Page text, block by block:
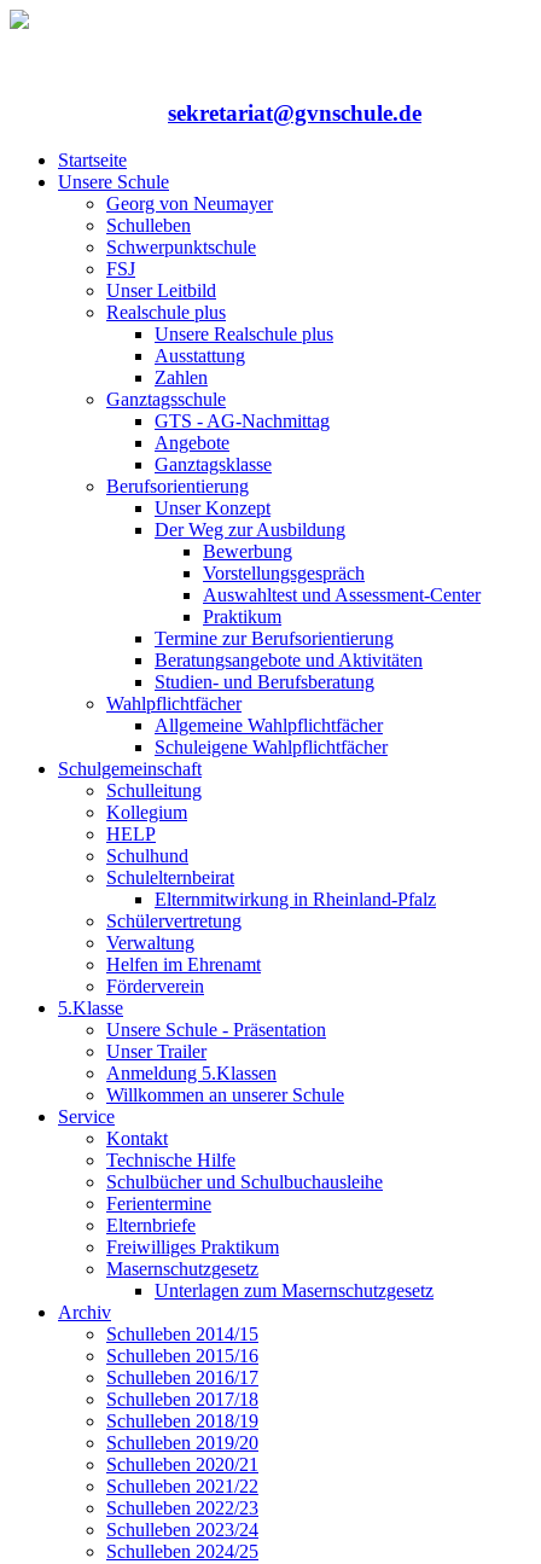
sekretariat@gvnschule.de
Startseite
Unsere Schule
Georg von Neumayer
Schulleben
Schwerpunktschule
FSJ
Unser Leitbild
Realschule plus
Unsere Realschule plus
Ausstattung
Zahlen
Ganztagsschule
GTS - AG-Nachmittag
Angebote
Ganztagsklasse
Berufsorientierung
Unser Konzept
Der Weg zur Ausbildung
Bewerbung
Vorstellungsgespräch
Auswahltest und Assessment-Center
Praktikum
Termine zur Berufsorientierung
Beratungsangebote und Aktivitäten
Studien- und Berufsberatung
Wahlpflichtfächer
Allgemeine Wahlpflichtfächer
Schuleigene Wahlpflichtfächer
Schulgemeinschaft
Schulleitung
Kollegium
HELP
Schulhund
Schulelternbeirat
Elternmitwirkung in Rheinland-Pfalz
Schülervertretung
Verwaltung
Helfen im Ehrenamt
Förderverein
5.Klasse
Unsere Schule - Präsentation
Unser Trailer
Anmeldung 5.Klassen
Willkommen an unserer Schule
Service
Kontakt
Technische Hilfe
Schulbücher und Schulbuchausleihe
Ferientermine
Elternbriefe
Freiwilliges Praktikum
Masernschutzgesetz
Unterlagen zum Masernschutzgesetz
Archiv
Schulleben 2014/15
Schulleben 2015/16
Schulleben 2016/17
Schulleben 2017/18
Schulleben 2018/19
Schulleben 2019/20
Schulleben 2020/21
Schulleben 2021/22
Schulleben 2022/23
Schulleben 2023/24
Schulleben 2024/25